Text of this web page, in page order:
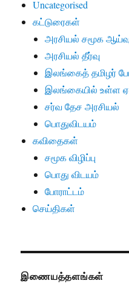
Uncategorised
கட்டுரைகள்
அரசியல் சமூக
அரசியல் தீர்வு
இலங்கைத் தமிழர்
இலங்கையில் உள்ள
சர்வ தேச அரசியல்
பொதுவிடயம்
கவிதைகள்
சமூக விழிப்பு
பொது விடயம்
போராட்டம்
செய்திகள்
இணையத்தளங்கள்